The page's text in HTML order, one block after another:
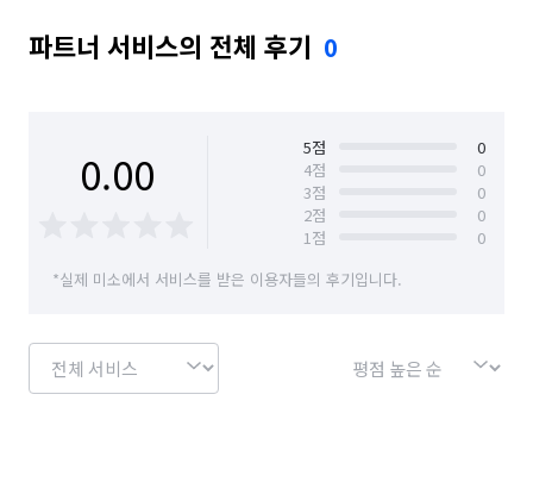
파트너 서비스의 전체 후기 0
0.00 5점
0
4점
0
3점
0
2점
0
1점
0
*실제 미소에서 서비스를 받은 이용자들의 후기입니다.